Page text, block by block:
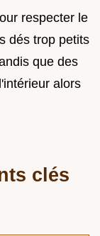
respecter le
dés trop petits
que des
alors
clés